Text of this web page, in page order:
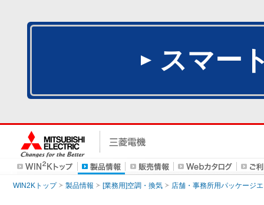
スマー
WIN2Kトップ 製品情報 [業務用]空調・換気 店舗・事務所用パッケージ